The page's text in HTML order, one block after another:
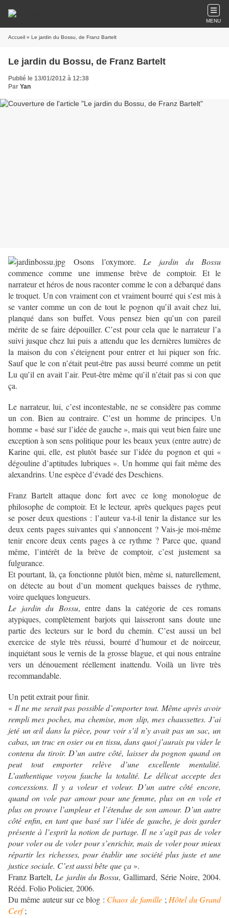
MENU
Accueil » Le jardin du Bossu, de Franz Bartelt
Le jardin du Bossu, de Franz Bartelt
Publié le 13/01/2012 à 12:38
Par Yan
Osons l’oxymore. Le jardin du Bossu
commence comme une immense brève de comptoir. Et le
narrateur et héros de nous raconter comme le con a débarqué dans
le troquet. Un con vraiment con et vraiment bourré qui s’est mis à
se vanter comme un con de tout le pognon qu’il avait chez lui,
planqué dans son buffet. Vous pensez bien qu’un con pareil
mérite de se faire dépouiller. C’est pour cela que le narrateur l’a
suivi jusque chez lui puis a attendu que les dernières lumières de
la maison du con s’éteignent pour entrer et lui piquer son fric.
Sauf que le con n’était peut-être pas aussi beurré comme un petit
Lu qu’il en avait l’air. Peut-être même qu’il n’était pas si con que
ça.
Le narrateur, lui, c’est incontestable, ne se considère pas comme
un con. Bien au contraire. C’est un homme de principes. Un
homme « basé sur l’idée de gauche », mais qui veut bien faire une
exception à son sens politique pour les beaux yeux (entre autre) de
Karine qui, elle, est plutôt basée sur l’idée du pognon et qui «
dégouline d’aptitudes lubriques ». Un homme qui fait même des
alexandrins. Une espèce d’évadé des Deschiens.
Franz Bartelt attaque donc fort avec ce long monologue de
philosophe de comptoir. Et le lecteur, après quelques pages peut
se poser deux questions : l’auteur va-t-il tenir la distance sur les
deux cents pages suivantes qui s’annoncent ? Vais-je moi-même
tenir encore deux cents pages à ce rythme ? Parce que, quand
même, l’intérêt de la brève de comptoir, c’est justement sa
fulgurance.
Et pourtant, là, ça fonctionne plutôt bien, même si, naturellement,
on détecte au bout d’un moment quelques baisses de rythme,
voire quelques longueurs.
Le jardin du Bossu, entre dans la catégorie de ces romans
atypiques, complètement barjots qui laisseront sans doute une
partie des lecteurs sur le bord du chemin. C’est aussi un bel
exercice de style très réussi, bourré d’humour et de noirceur,
inquiétant sous le vernis de la grosse blague, et qui nous entraîne
vers un dénouement réellement inattendu. Voilà un livre très
recommandable.
Un petit extrait pour finir.
« Il ne me serait pas possible d’emporter tout. Même après avoir
rempli mes poches, ma chemise, mon slip, mes chaussettes. J’ai
jeté un œil dans la pièce, pour voir s’il n’y avait pas un sac, un
cabas, un truc en osier ou en tissu, dans quoi j’aurais pu vider le
contenu du tiroir. D’un autre côté, laisser du pognon quand on
peut tout emporter relève d’une excellente mentalité.
L’authentique voyou fauche la totalité. Le délicat accepte des
concessions. Il y a voleur et voleur. D’un autre côté encore,
quand on vole par amour pour une femme, plus on en vole et
plus on prouve l’ampleur et l’étendue de son amour. D’un autre
côté enfin, en tant que basé sur l’idée de gauche, je dois garder
présente à l’esprit la notion de partage. Il ne s’agit pas de voler
pour voler ou de voler pour s’enrichir, mais de voler pour mieux
répartir les richesses, pour établir une société plus juste et une
justice sociale. C’est aussi bête que ça ».
Franz Bartelt, Le jardin du Bossu, Gallimard, Série Noire, 2004.
Rééd. Folio Policier, 2006.
Du même auteur sur ce blog : Chaos de famille ; Hôtel du Grand
Cerf;